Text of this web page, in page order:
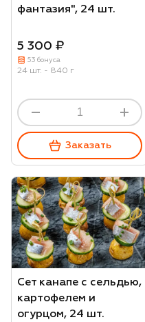
фантазия", 24 шт.
5 300 ₽
53 бонуса
24 шт. - 840 г
Заказать
Сет канапе с сельдью,
картофелем и
огурцом, 24 шт.